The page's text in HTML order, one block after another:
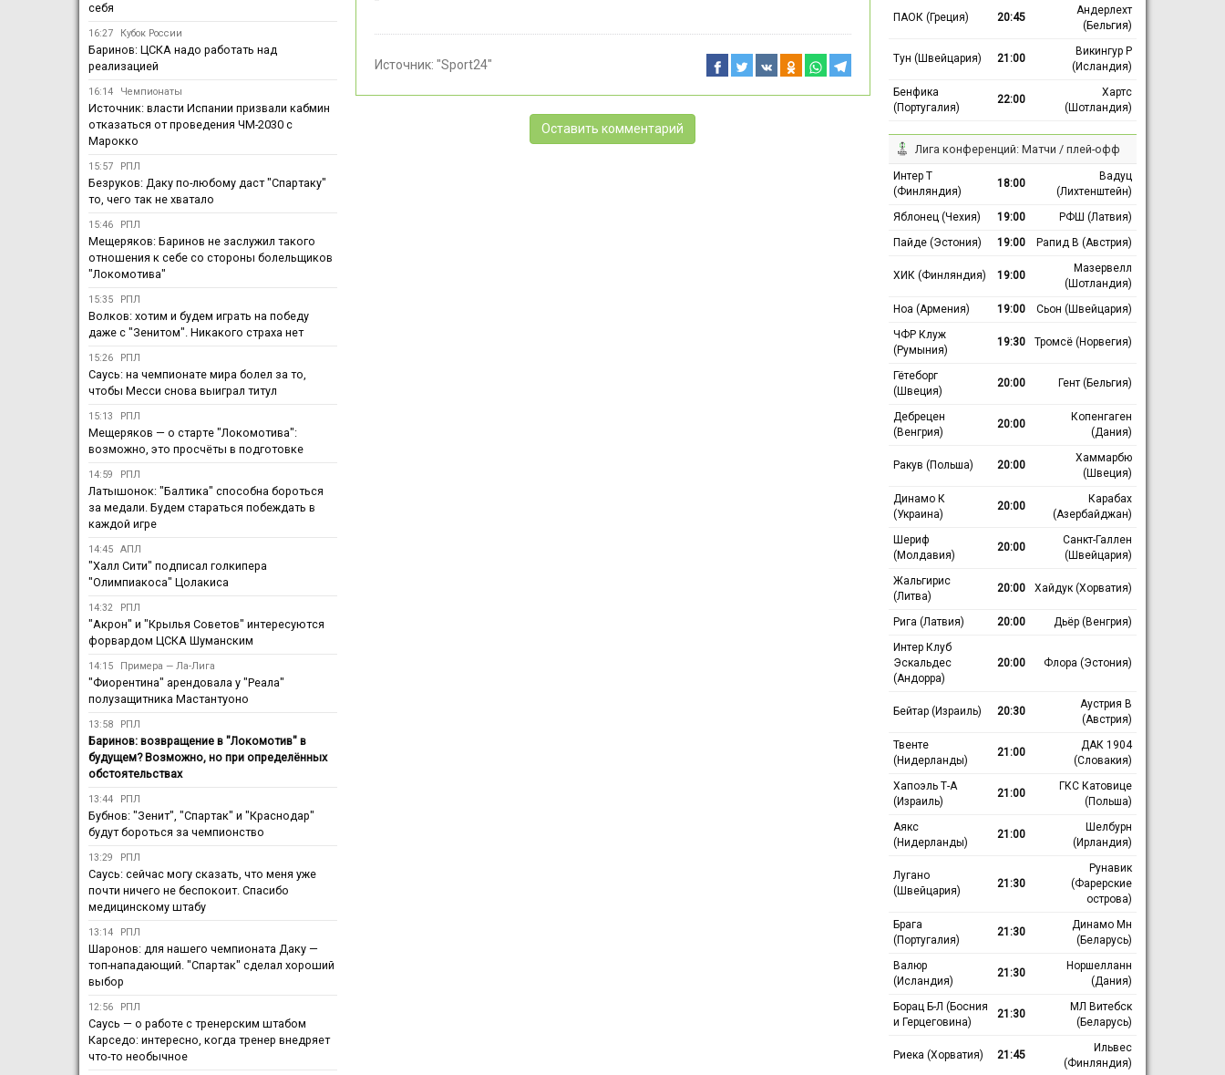
Источник: "Sport24"
Оставить комментарий
себя
16:27 Кубок России
Баринов: ЦСКА надо работать над
реализацией
16:14 Чемпионаты
Источник: власти Испании призвали кабмин
отказаться от проведения ЧМ-2030 с
Марокко
15:57 РПЛ
Безруков: Даку по-любому даст "Спартаку"
то, чего так не хватало
15:46 РПЛ
Мещеряков: Баринов не заслужил такого
отношения к себе со стороны болельщиков
"Локомотива"
15:35 РПЛ
Волков: хотим и будем играть на победу
даже с "Зенитом". Никакого страха нет
15:26 РПЛ
Саусь: на чемпионате мира болел за то,
чтобы Месси снова выиграл титул
15:13 РПЛ
Мещеряков — о старте "Локомотива":
возможно, это просчёты в подготовке
14:59 РПЛ
Латышонок: "Балтика" способна бороться
за медали. Будем стараться побеждать в
каждой игре
14:45 АПЛ
"Халл Сити" подписал голкипера
"Олимпиакоса" Цолакиса
14:32 РПЛ
"Акрон" и "Крылья Советов" интересуются
форвардом ЦСКА Шуманским
14:15 Примера — Ла-Лига
"Фиорентина" арендовала у "Реала"
полузащитника Мастантуоно
13:58 РПЛ
Баринов: возвращение в "Локомотив" в
будущем? Возможно, но при определённых
обстоятельствах
13:44 РПЛ
Бубнов: "Зенит", "Спартак" и "Краснодар"
будут бороться за чемпионство
13:29 РПЛ
Саусь: сейчас могу сказать, что меня уже
почти ничего не беспокоит. Спасибо
медицинскому штабу
13:14 РПЛ
Шаронов: для нашего чемпионата Даку —
топ-нападающий. "Спартак" сделал хороший
выбор
12:56 РПЛ
Саусь — о работе с тренерским штабом
Карседо: интересно, когда тренер внедряет
что-то необычное
ПАОК (Греция) 20:45
Андерлехт
(Бельгия)
Тун (Швейцария) 21:00
Викингур Р
(Исландия)
Бенфика
(Португалия)
22:00
Хартс
(Шотландия)
Лига конференций: Матчи / плей-офф
Интер Т
(Финляндия)
18:00
Вадуц
(Лихтенштейн)
Яблонец (Чехия)
19:00
РФШ (Латвия)
Пайде (Эстония)
19:00 Рапид В (Австрия)
ХИК (Финляндия) 19:00
Мазервелл
(Шотландия)
Ноа (Армения)
19:00
Сьон (Швейцария)
ЧФР Клуж
(Румыния)
19:30 Тромсё (Норвегия)
Гётеборг
(Швеция)
20:00 Гент (Бельгия)
Дебрецен
(Венгрия)
20:00
Копенгаген
(Дания)
Ракув (Польша) 20:00
Хаммарбю
(Швеция)
Динамо К
(Украина)
20:00
Карабах
(Азербайджан)
Шериф
(Молдавия)
20:00
Санкт-Галлен
(Швейцария)
Жальгирис
(Литва)
20:00 Хайдук (Хорватия)
Рига (Латвия) 20:00
Дьёр (Венгрия)
Интер Клуб
Эскальдес
(Андорра)
20:00 Флора (Эстония)
Бейтар (Израиль) 20:30
Аустрия В
(Австрия)
Твенте
(Нидерланды)
21:00
ДАК 1904
(Словакия)
Хапоэль Т-А
(Израиль)
21:00
ГКС Катовице
(Польша)
Аякс
(Нидерланды)
21:00
Шелбурн
(Ирландия)
Лугано
(Швейцария)
21:30
Рунавик
(Фарерские
острова)
Брага
(Португалия)
21:30
Динамо Мн
(Беларусь)
Валюр
(Исландия)
21:30
Норшелланн
(Дания)
Борац Б-Л (Босния
и Герцеговина)
21:30
МЛ Витебск
(Беларусь)
Риека (Хорватия) 21:45
Ильвес
(Финляндия)